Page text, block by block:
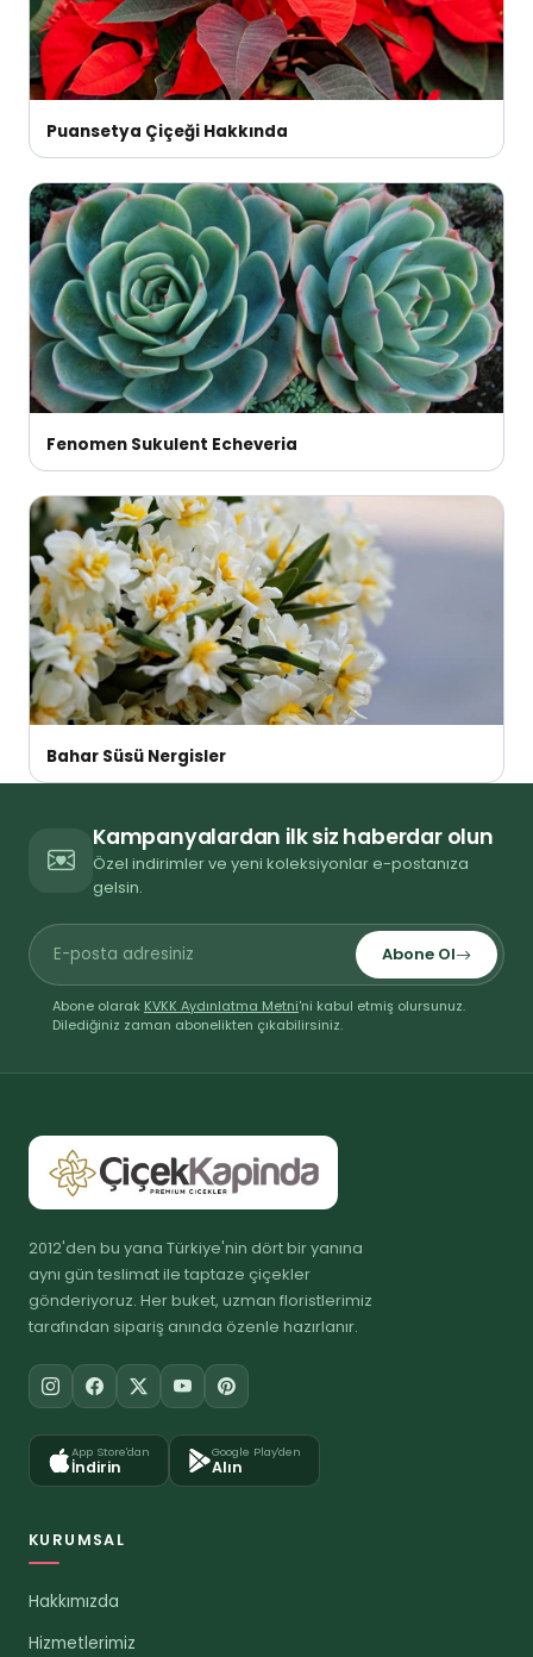
Puansetya Çiçeği Hakkında
Fenomen Sukulent Echeveria
Bahar Süsü Nergisler
Kampanyalardan ilk siz haberdar olun
Özel indirimler ve yeni koleksiyonlar e-postanıza
gelsin.
Abone Ol
Abone olarak KVKK Aydınlatma Metni'ni kabul etmiş olursunuz.
Dilediğiniz zaman abonelikten çıkabilirsiniz.
2012'den bu yana Türkiye'nin dört bir yanına
aynı gün teslimat ile taptaze çiçekler
gönderiyoruz. Her buket, uzman floristlerimiz
tarafından sipariş anında özenle hazırlanır.
App Store'dan
İndirin
Google Play'den
Alın
KURUMSAL
Hakkımızda
Hizmetlerimiz